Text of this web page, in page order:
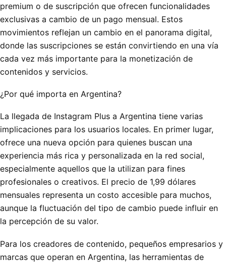
premium o de suscripción que ofrecen funcionalidades
exclusivas a cambio de un pago mensual. Estos
movimientos reflejan un cambio en el panorama digital,
donde las suscripciones se están convirtiendo en una vía
cada vez más importante para la monetización de
contenidos y servicios.
¿Por qué importa en Argentina?
La llegada de Instagram Plus a Argentina tiene varias
implicaciones para los usuarios locales. En primer lugar,
ofrece una nueva opción para quienes buscan una
experiencia más rica y personalizada en la red social,
especialmente aquellos que la utilizan para fines
profesionales o creativos. El precio de 1,99 dólares
mensuales representa un costo accesible para muchos,
aunque la fluctuación del tipo de cambio puede influir en
la percepción de su valor.
Para los creadores de contenido, pequeños empresarios y
marcas que operan en Argentina, las herramientas de